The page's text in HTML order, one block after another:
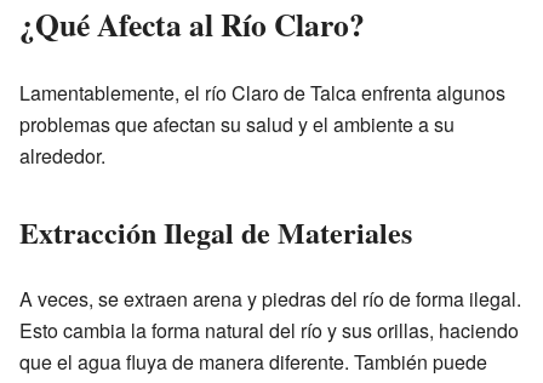
¿Qué Afecta al Río Claro?
Lamentablemente, el río Claro de Talca enfrenta algunos
problemas que afectan su salud y el ambiente a su
alrededor.
Extracción Ilegal de Materiales
A veces, se extraen arena y piedras del río de forma ilegal.
Esto cambia la forma natural del río y sus orillas, haciendo
que el agua fluya de manera diferente. También puede